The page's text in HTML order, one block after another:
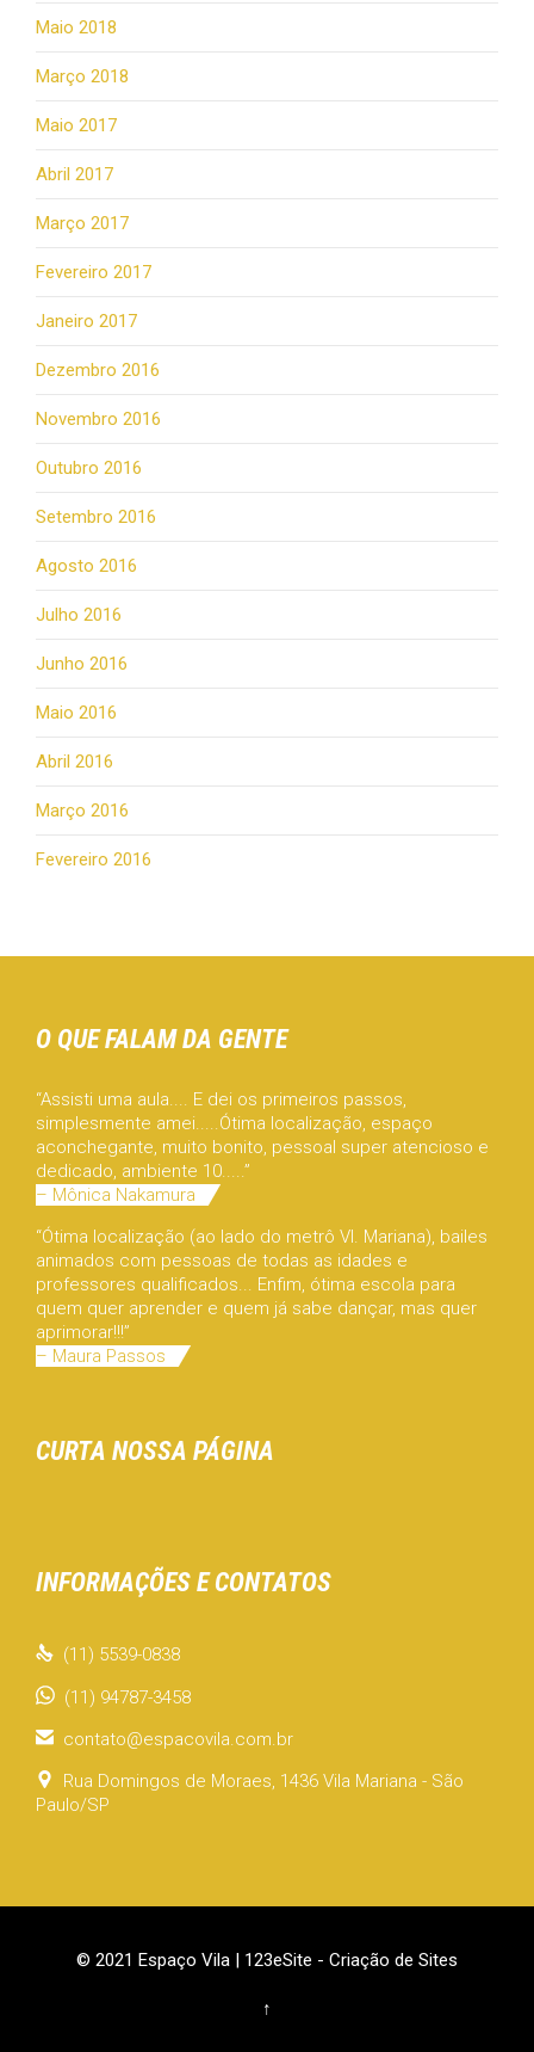
Maio 2018
Março 2018
Maio 2017
Abril 2017
Março 2017
Fevereiro 2017
Janeiro 2017
Dezembro 2016
Novembro 2016
Outubro 2016
Setembro 2016
Agosto 2016
Julho 2016
Junho 2016
Maio 2016
Abril 2016
Março 2016
Fevereiro 2016
O QUE FALAM DA GENTE
“Assisti uma aula.... E dei os primeiros passos,
simplesmente amei.....Ótima localização, espaço
aconchegante, muito bonito, pessoal super atencioso e
dedicado, ambiente 10.....”
– Mônica Nakamura
“Ótima localização (ao lado do metrô Vl. Mariana), bailes
animados com pessoas de todas as idades e
professores qualificados... Enfim, ótima escola para
quem quer aprender e quem já sabe dançar, mas quer
aprimorar!!!”
– Maura Passos
CURTA NOSSA PÁGINA
INFORMAÇÕES E CONTATOS
 (11) 5539-0838
(11) 94787-3458
 contato@espacovila.com.br

Rua Domingos de Moraes, 1436 Vila Mariana - São
Paulo/SP
© 2021 Espaço Vila | 123eSite - Criação de Sites
↑